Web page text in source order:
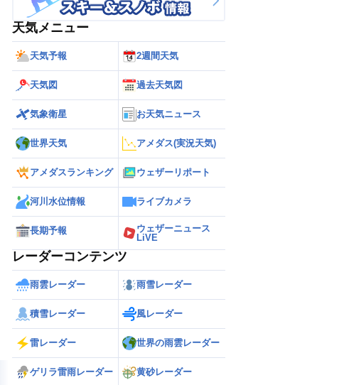
天気メニュー
天気予報 2週間天気
天気図 過去天気図
気象衛星 お天気ニュース
世界天気 アメダス(実況天気)
アメダスランキング ウェザーリポート
河川水位情報 ライブカメラ
長期予報
ウェザーニュース
LiVE
レーダーコンテンツ
雨雲レーダー 雨雪レーダー
積雪レーダー 風レーダー
雷レーダー 世界の雨雲レーダー
ゲリラ雷雨レーダー 黄砂レーダー